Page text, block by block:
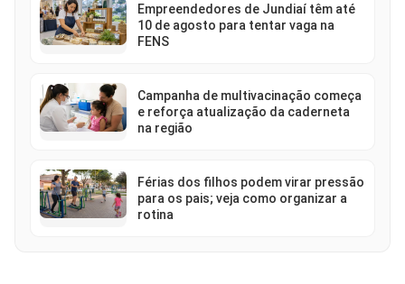
Empreendedores de Jundiaí têm até
10 de agosto para tentar vaga na
FENS
Campanha de multivacinação começa
e reforça atualização da caderneta
na região
Férias dos filhos podem virar pressão
para os pais; veja como organizar a
rotina